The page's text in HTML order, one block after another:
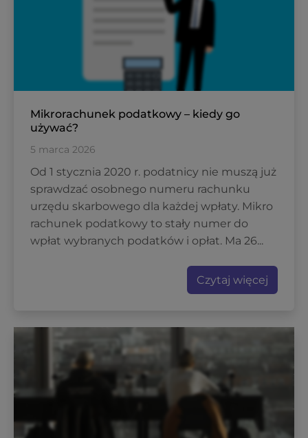
Mikrorachunek podatkowy – kiedy go
używać?
5 marca 2026
Od 1 stycznia 2020 r. podatnicy nie muszą już
sprawdzać osobnego numeru rachunku
urzędu skarbowego dla każdej wpłaty. Mikro
rachunek podatkowy to stały numer do
wpłat wybranych podatków i opłat. Ma 26...
Czytaj więcej